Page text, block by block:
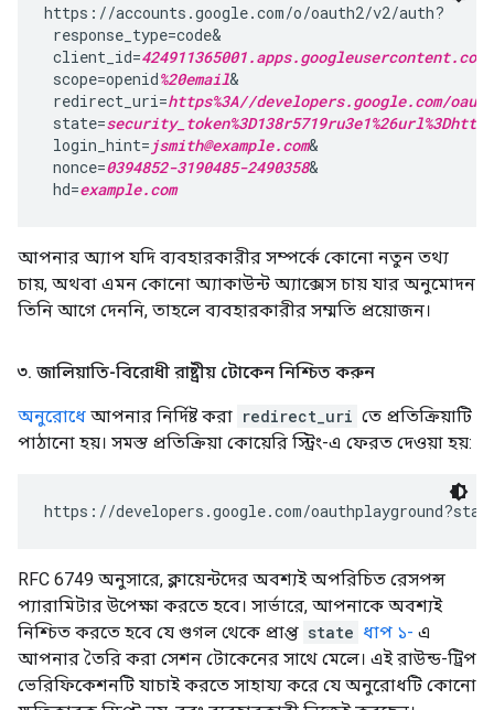
https://accounts.google.com/o/oauth2/v2/auth?
response_type=code&
client_id=424911365001.apps.googleusercontent.com
scope=openid%20email&
redirect_uri=https%3A//developers.google.com/
state=
login_hint= jsmith@example.com&
nonce=0394852-3190485-2490358&
hd=example.com
আপনার অ্যাপ যদি ব্যবহারকারীর সম্পর্কে কোনো নতুন তথ্য
চায়, অথবা এমন কোনো অ্যাকাউন্ট অ্যাক্সেস চায় যার অনুমোদন
তিনি আগে দেননি, তাহলে ব্যবহারকারীর সম্মতি প্রয়োজন।
৩. জালিয়াতি-বিরোধী রাষ্ট্রীয় টোকেন নিশ্চিত করুন
অনুরোধে আপনার নির্দিষ্ট করা redirect_uri তে প্রতিক্রিয়াটি
পাঠানো হয়। সমস্ত প্রতিক্রিয়া কোয়েরি স্ট্রিং-এ ফেরত দেওয়া হয়:
https://developers.google.com/
RFC 6749 অনুসারে, ক্লায়েন্টদের অবশ্যই অপরিচিত রেসপন্স
প্যারামিটার উপেক্ষা করতে হবে। সার্ভারে, আপনাকে অবশ্যই
নিশ্চিত করতে হবে যে গুগল থেকে প্রাপ্ত state ধাপ ১- এ
আপনার তৈরি করা সেশন টোকেনের সাথে মেলে। এই রাউন্ড-ট্রিপ
ভেরিফিকেশনটি যাচাই করতে সাহায্য করে যে অনুরোধটি কোনো